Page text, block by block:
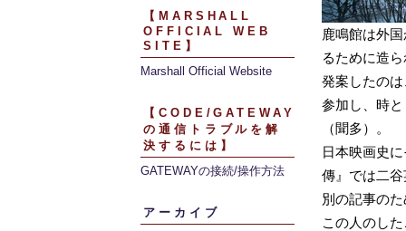
【MARSHALL
OFFICIAL WEB
SITE】
Marshall Official Website
【CODE/GATEWAY
の通信トラブルを解
決するには】
GATEWAYの接続/操作方法
アーカイブ
鹿鳴館は外
るために造
発案したの
参加し、時
（聞多）。
日本映画史
傳』では二
別の記事の
この人のし